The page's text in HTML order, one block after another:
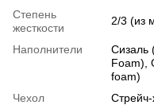
Степень
жесткости
2/3 (из
Наполнители
Сизаль
Foam),
foam)
Чехол